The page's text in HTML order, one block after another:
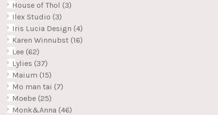
House of Thol (3)
Ilex Studio (3)
Iris Lucia Design (4)
Karen Winnubst (16)
Lee (62)
Lylies (37)
Maium (15)
Mo man tai (7)
Moebe (25)
Monk&Anna (46)